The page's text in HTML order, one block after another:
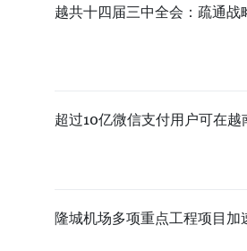
越共十四届三中全会：疏通战
超过10亿微信支付用户可在越
隆城机场多项重点工程项目加